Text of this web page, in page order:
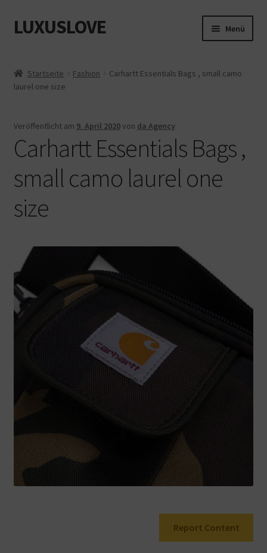
Zur
Navigation
Zum
Inhalt
LUXUSLOVE Menü
Cookie-Richtlinie (EU)
Datenschutz
Impressum
Kasse
Mein Konto
Shop
Warenkorb
Startseite Fashion
Carhartt Essentials Bags , small camo
laurel one size
Veröffentlicht am 9. April 2020von da Agency
Carhartt Essentials Bags ,
small camo laurel one
size
Report Content